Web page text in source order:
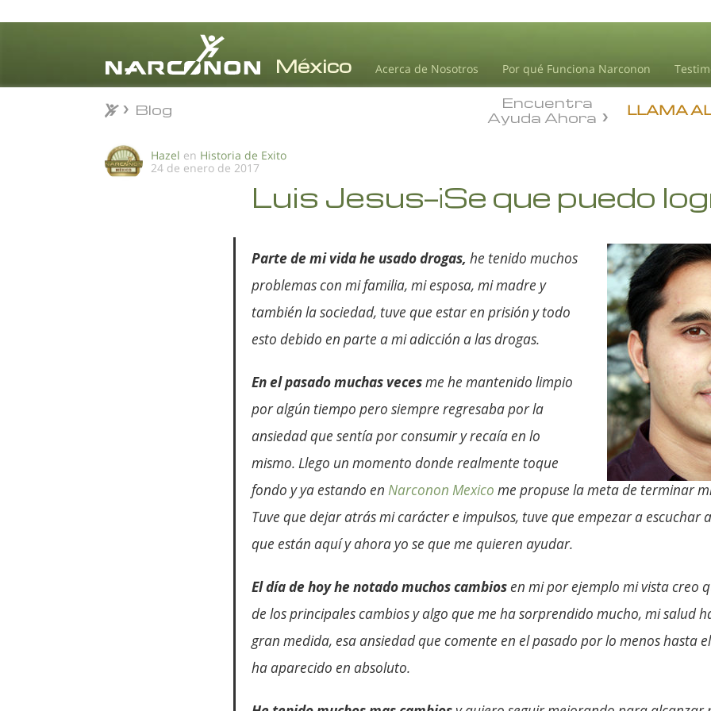
Acerca de Nosotros Por qué Funciona Narconon
LLAMA
Encuentra
Ayuda Ahora
Blog
Hazel en Historia de Exito
24 de enero de 2017
Luis Jesus—¡Se que puedo
Parte de mi vida he usado drogas, he tenido muchos
problemas con mi familia, mi esposa, mi madre y
también la sociedad, tuve que estar en prisión y todo
esto debido en parte a mi adicción a las drogas.
En el pasado muchas vecesme he mantenido limpio
por algún tiempo pero siempre regresaba por la
ansiedad que sentía por consumir y recaía en lo
mismo. Llego un momento donde realmente toque
fondo y ya estando en Narconon Mexico me propuse la meta de terminar
Tuve que dejar atrás mi carácter e impulsos, tuve que empezar a escuchar
que están aquí y ahora yo se que me quieren ayudar.
El día de hoy he notado muchos cambiosen mi por ejemplo mi vista creo
de los principales cambios y algo que me ha sorprendido mucho, mi salud
gran medida, esa ansiedad que comente en el pasado por lo menos hasta
ha aparecido en absoluto.
Blog